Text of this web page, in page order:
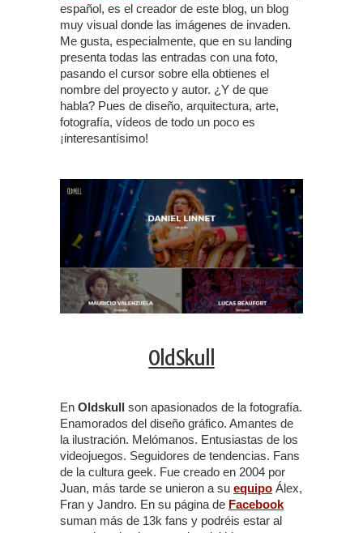
español, es el creador de este blog, un blog
muy visual donde las imágenes de invaden.
Me gusta, especialmente, que en su landing
presenta todas las entradas con una foto,
pasando el cursor sobre ella obtienes el
nombre del proyecto y autor. ¿Y de que
habla? Pues de diseño, arquitectura, arte,
fotografía, vídeos de todo un poco es
¡interesantísimo!
OldSkull
En Oldskull son apasionados de la fotografía.
Enamorados del diseño gráfico. Amantes de
la ilustración. Melómanos. Entusiastas de los
videojuegos. Seguidores de tendencias. Fans
de la cultura geek. Fue creado en 2004 por
Juan, más tarde se unieron a su equipo Álex,
Fran y Jandro. En su página de Facebook
suman más de 13k fans y podréis estar al